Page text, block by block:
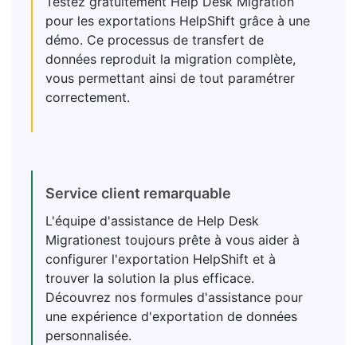
pour les exportations HelpShift grâce à une
démo. Ce processus de transfert de
données reproduit la migration complète,
vous permettant ainsi de tout paramétrer
correctement.
Service client remarquable
L'équipe d'assistance de Help Desk
Migrationest toujours prête à vous aider à
configurer l'exportation HelpShift et à
trouver la solution la plus efficace.
Découvrez nos formules d'assistance pour
une expérience d'exportation de données
personnalisée.